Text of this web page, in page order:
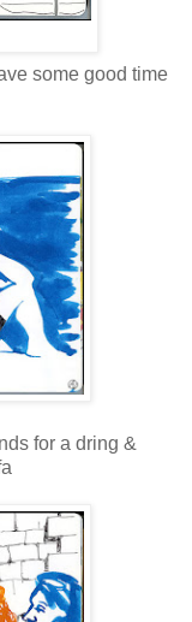
some good time
for a dring &